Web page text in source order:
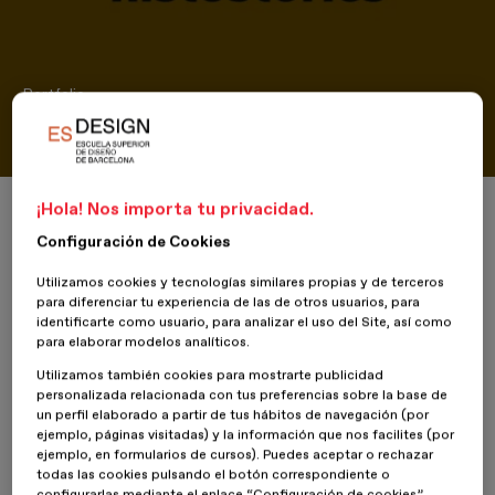
Portfolio
Histostories
Inicio ESDESIGNERS Histostories
26 Marzo 2019Vladimir Strilets
Esta aplicación contiene audios de aproximadamente 5 minutos de
duración que resumen las mejores historias y podcasts de
diferentes personalidades que han alcanzado el éxito profesional
y hoy en día son referentes en su sector. Las historias están
clasificadas por sectores profesionales y las puedes escuchar en
cualquier momento mientras estás conduciendo, vas en transporte
¡Hola! Nos importa tu privacidad.
Configuración de Cookies
Utilizamos cookies y tecnologías similares propias y de terceros
para diferenciar tu experiencia de las de otros usuarios, para
identificarte como usuario, para analizar el uso del Site, así como
para elaborar modelos analíticos.
Utilizamos también cookies para mostrarte publicidad
personalizada relacionada con tus preferencias sobre la base de
un perfil elaborado a partir de tus hábitos de navegación (por
ejemplo, páginas visitadas) y la información que nos facilites (por
ejemplo, en formularios de cursos). Puedes aceptar o rechazar
todas las cookies pulsando el botón correspondiente o